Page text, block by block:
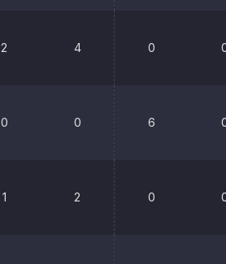
2 4 0
0 0 6
1 2 0